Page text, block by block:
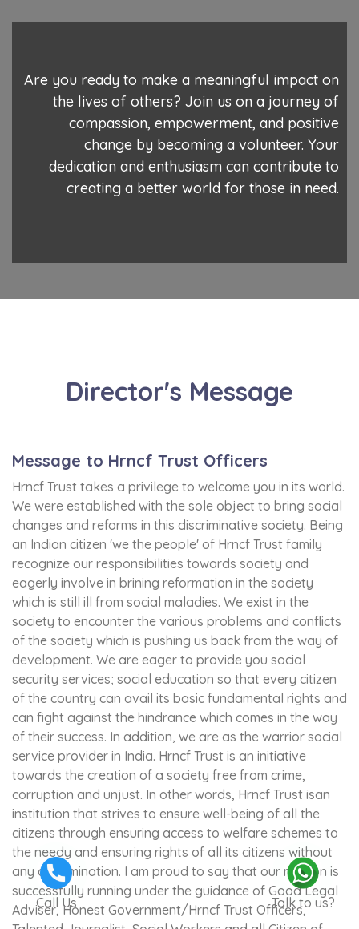
Are you ready to make a meaningful impact on
the lives of others? Join us on a journey of
compassion, empowerment, and positive
change by becoming a volunteer. Your
dedication and enthusiasm can contribute to
creating a better world for those in need.
Director's Message
Message to Hrncf Trust Officers
Hrncf Trust takes a privilege to welcome you in its world.
We were established with the sole object to bring social
changes and reforms in this discriminative society. Being
an Indian citizen 'we the people' of Hrncf Trust family
recognize our responsibilities towards society and
eagerly involve in brining reformation in the society
which is still ill from social maladies. We exist in the
society to encounter the various problems and conflicts
of the society which is pushing us back from the way of
development. We are eager to provide you social
security services; social education so that every citizen
of the country can avail its basic fundamental rights and
can fight against the hindrance which comes in the way
of their success. In addition, we are as the warrior social
service provider in India. Hrncf Trust is an initiative
towards the creation of a society free from crime,
corruption and unjust. In other words, Hrncf Trust isan
institution that strives to ensure well-being of all the
citizens through ensuring access to welfare schemes to
the needy and ensuring rights of all its citizens without
any discrimination. I am proud to say that our mission is
successfully running under the guidance of Good Legal
Adviser, Honest Government/Hrncf Trust Officers,
Talk to us?
Call Us